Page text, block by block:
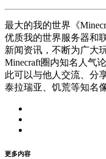
最大的我的世界《
优质我的世界服务器和
新闻资讯，不断为广大
Minecraft圈内知名人气
此可以与他人交流、分
泰拉瑞亚、饥荒等知名
更多内容